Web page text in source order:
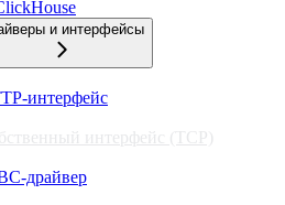
и интерфейсы
интерфейс
интерфейс (TCP)
драйвер